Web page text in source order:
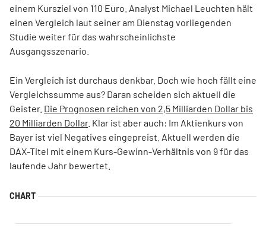
einem Kursziel von 110 Euro. Analyst Michael Leuchten hält
einen Vergleich laut seiner am Dienstag vorliegenden
Studie weiter für das wahrscheinlichste
Ausgangsszenario.
Ein Vergleich ist durchaus denkbar. Doch wie hoch fällt eine
Vergleichssumme aus? Daran scheiden sich aktuell die
Geister. Die Prognosen reichen von 2,5 Milliarden Dollar bis
20 Milliarden Dollar. Klar ist aber auch: Im Aktienkurs von
Bayer ist viel Negatives eingepreist. Aktuell werden die
DAX-Titel mit einem Kurs-Gewinn-Verhältnis von 9 für das
laufende Jahr bewertet.